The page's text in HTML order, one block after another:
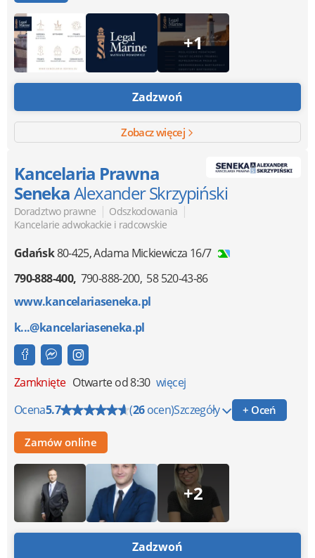
+1
Zadzwoń
Zobacz więcej
Kancelaria Prawna
SenekaAlexander Skrzypiński
Doradztwo prawne | Odszkodowania |
Kancelarie adwokackie i radcowskie
Gdańsk80-425,Adama Mickiewicza 16/7
790-888-400 790-888-200 58 520-43-86
www.kancelariaseneka.pl
k...@kancelariaseneka.pl
Zamknięte Otwarte od 8:30 więcej
Ocena5.7 (26ocen)Szczegóły + Oceń
Zamów online
+2
Zadzwoń